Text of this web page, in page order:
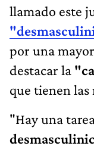
llamado este
por una
destacar la
que tienen las
"Hay una